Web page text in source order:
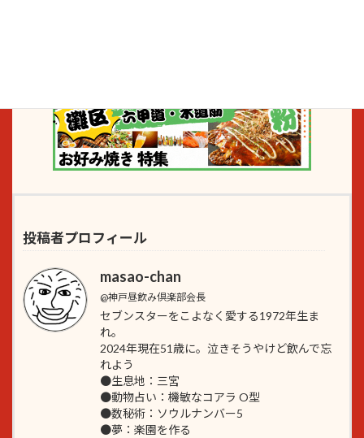
投稿者プロフィール
masao-chan
@神戸昼飲み倶楽部会長
セブンスターをこよなく愛する1972年生ま
れ。
2024年現在51歳に。泣きそうやけど飲んで忘
れよう
●生息地：三宮
●動物占い：機敏なコアラ O型
●数秘術：ソウルナンバー5
●夢：楽園を作る